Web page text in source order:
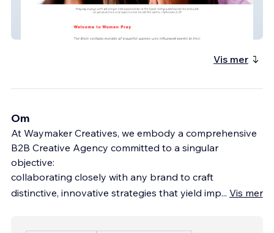
WhenWomenPray Canada
Vis mer
Om
At Waymaker Creatives, we embody a comprehensive
B2B Creative Agency committed to a singular
objective:
collaborating closely with any brand to craft
distinctive, innovative strategies that yield imp... Vis mer